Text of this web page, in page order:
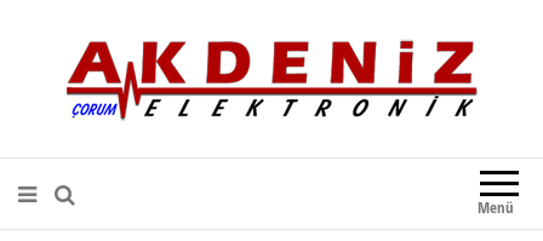
Akdeniz Elektronik
Teknik Destek, Kaliteli Hizmet |
Çorum Elektronik Firması
Menü